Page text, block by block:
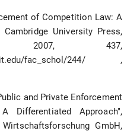
of Competition Law: A
Cambridge University Press,
2007, 437,
fac_schol/244/ ,
and Private Enforcement
Approach",
GmbH,